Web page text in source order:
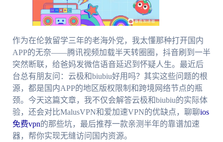
作为在伦敦留学三年的老海外党，我太懂那种打开国内
APP的无奈——腾讯视频加载半天转圈圈，抖音刷到一半
突然断联，给爸妈发微信语音延迟到怀疑人生。最近后
台总有朋友问：云极和biubiu好用吗？其实这些问题的根
源，都是国内APP的地区版权限制和跨境网络节点的瓶
颈。今天这篇文章，我不仅会解答云极和biubiu的实际体
验，还会对比MalusVPN和爱加速VPN的优缺点，聊聊ios
免费vpn的那些坑，最后推荐一款亲测半年的靠谱加速
器，帮你实现无缝访问国内资源。